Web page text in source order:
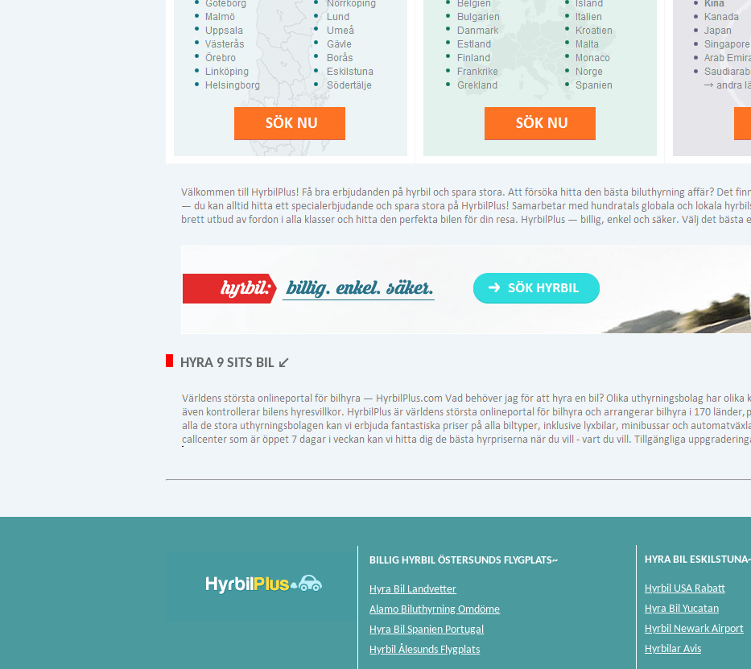
HYRA 9 SITS BIL ↙
BILLIG HYRBIL ÖSTERSUNDS FLYGPLATS~
Hyra Bil Landvetter
Alamo Biluthyrning Omdöme
Hyra Bil Spanien Portugal
Hyrbil Ålesunds Flygplats
HYRA BIL
Hyrbil USA Rabatt
Hyra Bil Yucatan
Hyrbil Newark Airport
Hyrbilar Avis